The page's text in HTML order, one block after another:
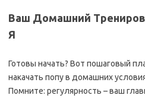
Ваш Домашний
Я
Готовы начать? Вот пошаговый
накачать попу в домашних
Помните: регулярность – ваш